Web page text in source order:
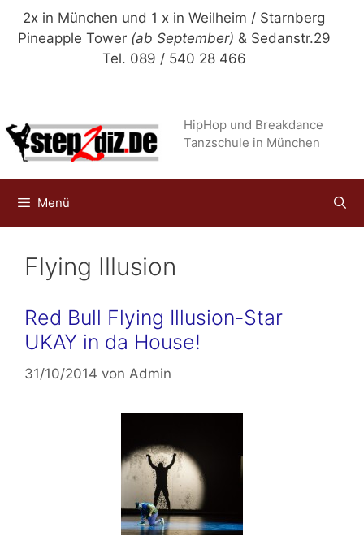
Zum
Inhalt
2x in München und 1 x in Weilheim / Starnberg
Pineapple Tower (ab September) & Sedanstr.29
Tel. 089 / 540 28 466
HipHop und Breakdance
Tanzschule in München
Menü
Flying Illusion
Red Bull Flying Illusion-Star
UKAY in da House!
31/10/2014 von Admin